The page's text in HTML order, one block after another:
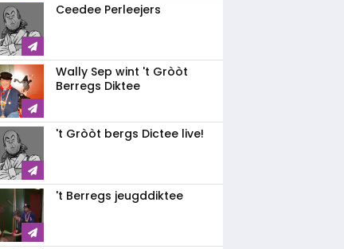
Ceedee Perleejers
Wally Sep wint 't Gròòt
Berregs Diktee
't Gròòt bergs Dictee live!
't Berregs jeugddiktee